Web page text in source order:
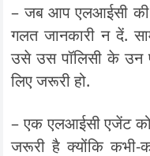
– जब आप एलआईसी की
गलत जानकारी न दें.
उसे उस पॉलिसी के उन
लिए जरूरी हो.
– एक एलआईसी एजेंट को
जरूरी है क्योंकि कभी-